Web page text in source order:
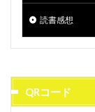
読書感想
QRコード